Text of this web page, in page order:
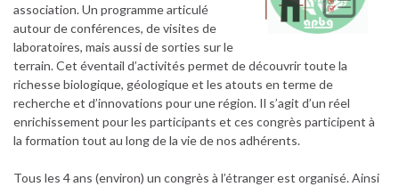
association. Un programme articulé
autour de conférences, de visites de
laboratoires, mais aussi de sorties sur le
terrain. Cet éventail d’activités permet de découvrir toute la
richesse biologique, géologique et les atouts en terme de
recherche et d’innovations pour une région. Il s’agit d’un réel
enrichissement pour les participants et ces congrès participent à
la formation tout au long de la vie de nos adhérents.
Tous les 4 ans (environ) un congrès à l’étranger est organisé. Ainsi